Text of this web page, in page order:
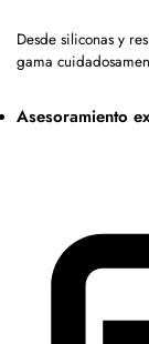
Desde siliconas y
gama
Asesoramiento